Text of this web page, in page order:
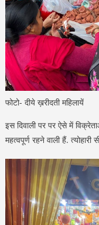
फोटो- दीये ख़रीदती महिलायें
इस दिवाली पर पर ऐसे में
महत्वपूर्ण रहने वाली हैं. त्योहारी